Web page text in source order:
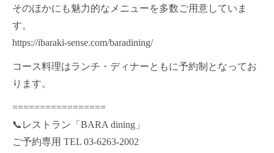
そのほかにも魅力的なメニューを多数ご用意していま
す。
https://ibaraki-sense.com/baradining/
コース料理はランチ・ディナーともに予約制となってお
ります。
=================
📞レストラン「BARA dining」
ご予約専用 TEL 03-6263-2002